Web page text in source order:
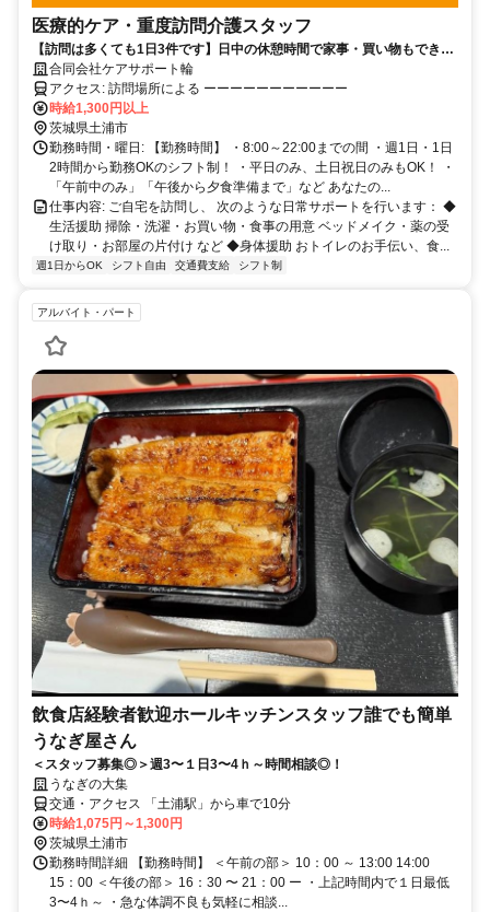
医療的ケア・重度訪問介護スタッフ
【訪問は多くても1日3件です】日中の休憩時間で家事・買い物もできま
す✨週1回・2時間からOK！
合同会社ケアサポート輪
アクセス: ​訪問場所による ーーーーーーーーーーー
時給1,300円以上
茨城県土浦市
勤務時間・曜日: 【勤務時間】 ・8:00～22:00までの間 ・週1日・1日
2時間から勤務OKのシフト制！ ・平日のみ、土日祝日のみもOK！ ・
「午前中のみ」「午後から夕食準備まで」など あなたの...
仕事内容: ご自宅を訪問し、 次のような日常サポートを行います： ◆
生活援助 掃除・洗濯・お買い物・食事の用意 ベッドメイク・薬の受
け取り・お部屋の片付け など ◆身体援助 おトイレのお手伝い、食...
週1日からOK シフト自由 交通費支給 シフト制
アルバイト・パート
飲食店経験者歓迎ホールキッチンスタッフ誰でも簡単
うなぎ屋さん
＜スタッフ募集◎＞週3〜１日3〜4ｈ～時間相談◎！
うなぎの大集
交通・アクセス 「土浦駅」から車で10分
時給1,075円～1,300円
茨城県土浦市
勤務時間詳細 【勤務時間】 ＜午前の部＞ 10：00 ～ 13:00 14:00
15：00 ＜午後の部＞ 16：30 〜 21：00 ー ・上記時間内で１日最低
3〜4ｈ～ ・急な体調不良も気軽に相談...